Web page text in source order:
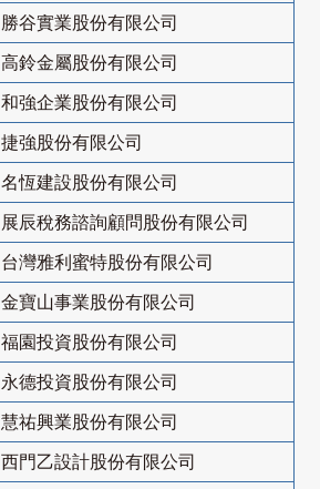
勝谷實業股份有限公司
高鈴金屬股份有限公司
和強企業股份有限公司
捷強股份有限公司
名恆建設股份有限公司
展辰稅務諮詢顧問股份有限公司
台灣雅利蜜特股份有限公司
金寶山事業股份有限公司
福園投資股份有限公司
永德投資股份有限公司
慧祐興業股份有限公司
西門乙設計股份有限公司